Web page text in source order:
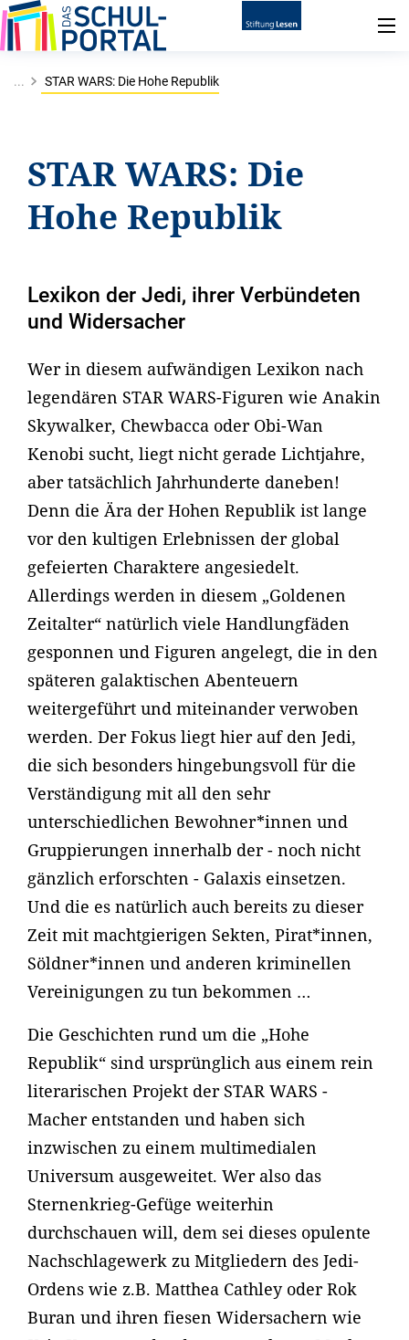
... STAR WARS: Die Hohe Republik
STAR WARS: Die
Hohe Republik
Lexikon der Jedi, ihrer Verbündeten
und Widersacher
Wer in diesem aufwändigen Lexikon nach
legendären STAR WARS-Figuren wie Anakin
Skywalker, Chewbacca oder Obi-Wan
Kenobi sucht, liegt nicht gerade Lichtjahre,
aber tatsächlich Jahrhunderte daneben!
Denn die Ära der Hohen Republik ist lange
vor den kultigen Erlebnissen der global
gefeierten Charaktere angesiedelt.
Allerdings werden in diesem „Goldenen
Zeitalter“ natürlich viele Handlungfäden
gesponnen und Figuren angelegt, die in den
späteren galaktischen Abenteuern
weitergeführt und miteinander verwoben
werden. Der Fokus liegt hier auf den Jedi,
die sich besonders hingebungsvoll für die
Verständigung mit all den sehr
unterschiedlichen Bewohner*innen und
Gruppierungen innerhalb der - noch nicht
gänzlich erforschten - Galaxis einsetzen.
Und die es natürlich auch bereits zu dieser
Zeit mit machtgierigen Sekten, Pirat*innen,
Söldner*innen und anderen kriminellen
Vereinigungen zu tun bekommen …
Die Geschichten rund um die „Hohe
Republik“ sind ursprünglich aus einem rein
literarischen Projekt der STAR WARS -
Macher entstanden und haben sich
inzwischen zu einem multimedialen
Universum ausgeweitet. Wer also das
Sternenkrieg-Gefüge weiterhin
durchschauen will, dem sei dieses opulente
Nachschlagewerk zu Mitgliedern des Jedi-
Ordens wie z.B. Matthea Cathley oder Rok
Buran und ihren fiesen Widersachern wie